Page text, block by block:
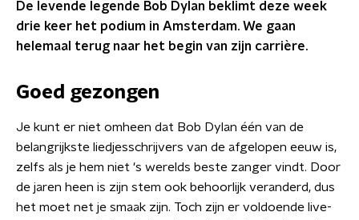
De levende legende Bob Dylan beklimt deze week
drie keer het podium in Amsterdam. We gaan
helemaal terug naar het begin van zijn carrière.
Goed gezongen
Je kunt er niet omheen dat Bob Dylan één van de
belangrijkste liedjesschrijvers van de afgelopen eeuw is,
zelfs als je hem niet 's werelds beste zanger vindt. Door
de jaren heen is zijn stem ook behoorlijk veranderd, dus
het moet net je smaak zijn. Toch zijn er voldoende live-